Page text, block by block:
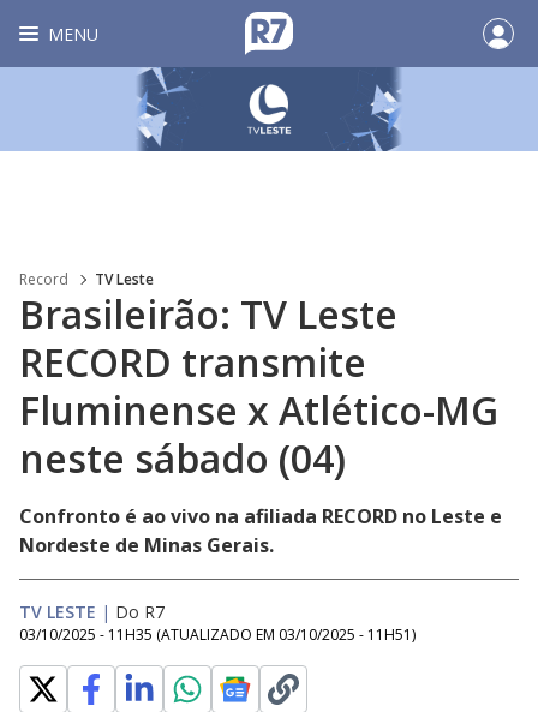
MENU
Record TV Leste
Brasileirão: TV Leste
RECORD transmite
Fluminense x Atlético-MG
neste sábado (04)
Confronto é ao vivo na afiliada RECORD no Leste e
Nordeste de Minas Gerais.
TV LESTE | Do R7
03/10/2025 - 11H35 (ATUALIZADO EM 03/10/2025 - 11H51)